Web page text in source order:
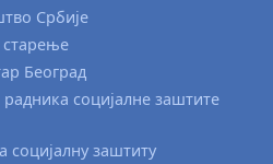
Србије
старење
Београд
социјалне заштите
социјалну заштиту